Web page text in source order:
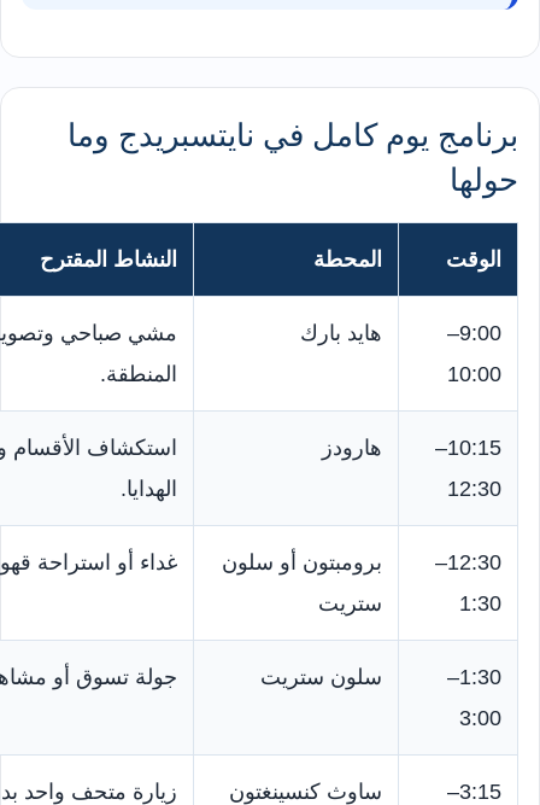
برنامج يوم كامل في نايتسبريدج وما
حولها
الوقت المحطة النشاط المقترح
9:00–
10:00
هايد بارك
مشي صباحي وتصوير
المنطقة.
10:15–
12:30
هارودز
استكشاف الأقسام
الهدايا.
12:30–
1:30
برومبتون أو سلون
ستريت
غداء أو استراحة
1:30–
3:00
سلون ستريت جولة تسوق أو
3:15–
ساوث كنسينغتون
زيارة متحف واحد